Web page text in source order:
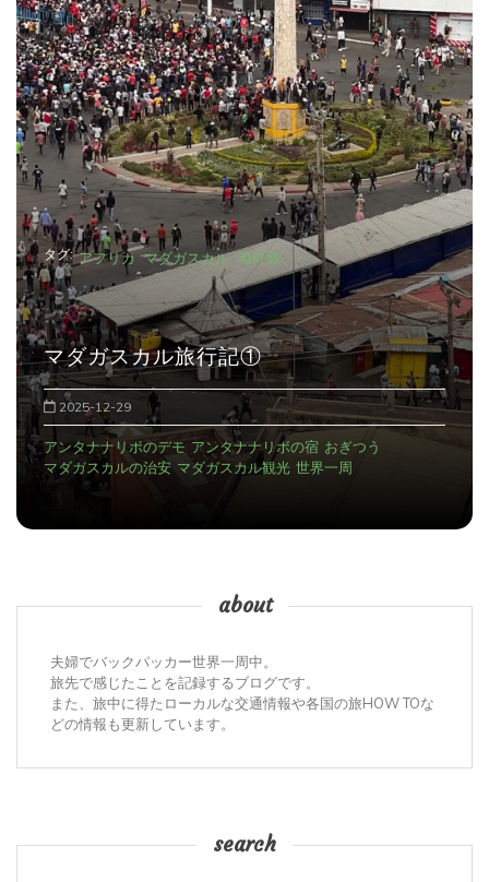
タグ: アフリカ マダガスカル 海外旅
マダガスカル旅行記①
2025-12-29
アンタナナリボのデモ アンタナナリボの宿 おぎつう
マダガスカルの治安 マダガスカル観光 世界一周
about
夫婦でバックパッカー世界一周中。
旅先で感じたことを記録するブログです。
また、旅中に得たローカルな交通情報や各国の旅HOW TOな
どの情報も更新しています。
search